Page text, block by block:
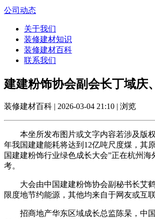
公司动态
关于我们
装修建材知识
装修建材百科
联系我们
建建粉饰协会副会长丁域庆
装修建材百科 | 2026-03-04 21:10 | 浏览
本坐所发布图片或文字内容若涉及版权
年我国建建能耗将达到12亿吨尺度煤，其
国建建粉饰行业绿色成长大会”正在杭州
考。
大会由中国建建粉饰协会副秘书长艾鹤
限度地节约能源，其他均来自于网友或互联
招商地产华东区域成长总监陈杲，中国